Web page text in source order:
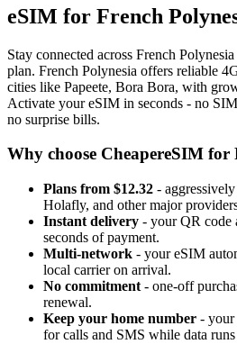
eSIM for French
Stay connected across French
plan. French Polynesia offers reliable
cities like Papeete, Bora Bora, with
Activate your eSIM in seconds - no
no surprise bills.
Why choose CheapereSIM for
Plans from $12.32 -
Holafly, and other major
Instant delivery - your QR code
seconds of payment.
Multi-network - your eSIM
local carrier on arrival.
No commitment - one-off
renewal.
Keep your home number - your
for calls and SMS while data